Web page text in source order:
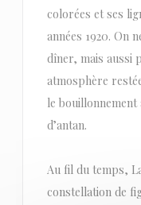
colorées et ses
années 1920. On
dîner, mais aussi
atmosphère
le
d’antan.
Au fil du temps,
constellation de